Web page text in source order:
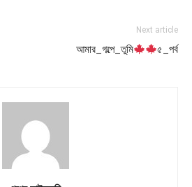
Next article
আমার_গল্পে_তুমি ৫_পর্ব